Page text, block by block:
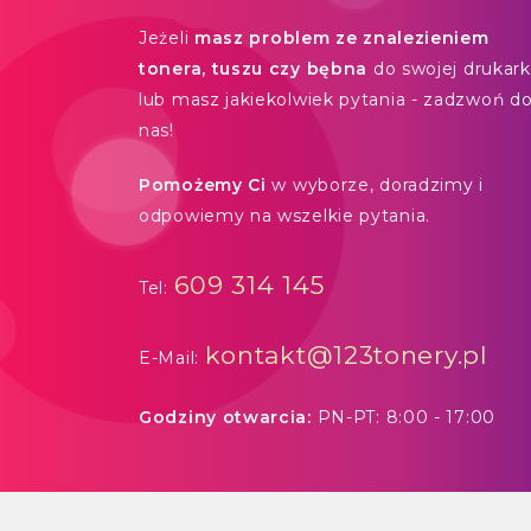
Jeżeli masz problem ze znalezieniem
tonera, tuszu czy bębna do swojej
lub masz jakiekolwiek pytania - zadzwoń
nas!
Pomożemy Ci w wyborze, doradzimy i
odpowiemy na wszelkie pytania.
Tel: 609 314 145
E-Mail: kontakt@123tonery.pl
Godziny otwarcia: PN-PT: 8:00 - 17:00